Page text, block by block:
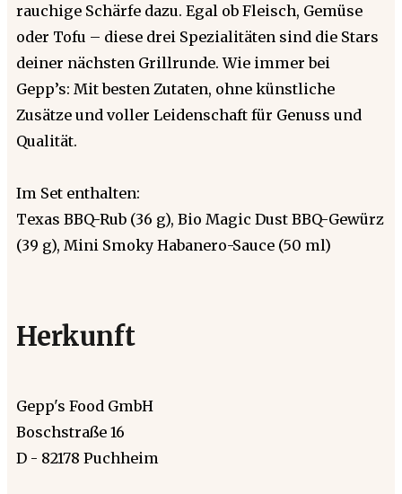
rauchige Schärfe dazu. Egal ob Fleisch, Gemüse
oder Tofu – diese drei Spezialitäten sind die Stars
deiner nächsten Grillrunde. Wie immer bei
Gepp’s: Mit besten Zutaten, ohne künstliche
Zusätze und voller Leidenschaft für Genuss und
Qualität.
Im Set enthalten:
Texas BBQ-Rub (36 g), Bio Magic Dust BBQ-Gewürz
(39 g), Mini Smoky Habanero-Sauce (50 ml)
Herkunft
Gepp's Food GmbH
Boschstraße 16
D - 82178 Puchheim